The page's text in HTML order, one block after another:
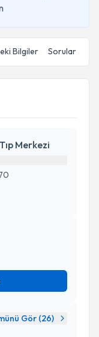
Bilgiler Sorular
Merkezi
Gör (26)